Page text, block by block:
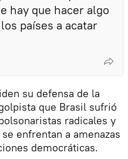
hay que hacer algo
países a acatar
su defensa de la
que Brasil sufrió
radicales y
enfrentan a amenazas
democráticas.